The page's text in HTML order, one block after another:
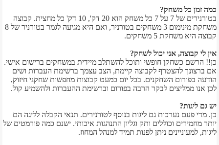
כמה זמן כל משחק?
בטורנירים של 7 על 7 כל משחק הוא 20 דק', 10 דק' כל מחצית. קבוצה
משחקת מינימום 3 משחקים בטורניר, ואם היא מגיעה לגמר בטורניר של 8
קבוצה היא משחקת 5 משחקים.
אין לי קבוצה, אני יכול לשחק?
כן!! הרשם כשחקן חופשי ותוכל להשתלב מיידית במשחקים ברישום אישי.
אם ברצונך להצטרף לקבוצה קיימת, הצב עצמך ברשימת העברות ושים
הודעה בפורום השחקנים. בכל יום כמעט קבוצות מחפשות שחקני חיזוק,
לכן אנו ממליצים לבקר הרבה בפורום וברשימת ההעברות ולהשמיע קול.
יש גם ליגות?
כן. מדי פעם נערכות גם ליגות בנוסף לטורנירים. תנאי הקבלה לליגה הם
יותר מחמירים וכוללים ותק וגליון התנהגות איכותי. ישנם כמה פורמטים של
ליגות, למעוניינים ניתן לפנות תמיד למנהל המחוז.